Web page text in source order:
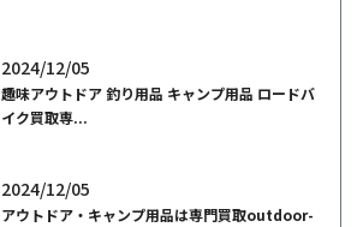
2024/12/05
趣味アウトドア 釣り用品 キャンプ用品 ロードバ
イク買取専...
2024/12/05
アウトドア・キャンプ用品は専門買取outdoor-